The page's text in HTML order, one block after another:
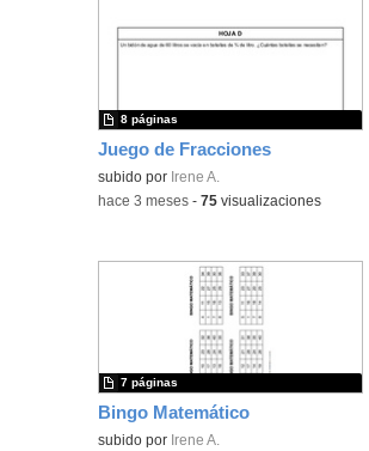
Juego de Fracciones
Contenido educativo.
subido por Irene A.
8 páginas
-hace 3 meses -75 visualizaciones
Bingo Matemático
Contenido educativo.
subido por Irene A.
7 páginas